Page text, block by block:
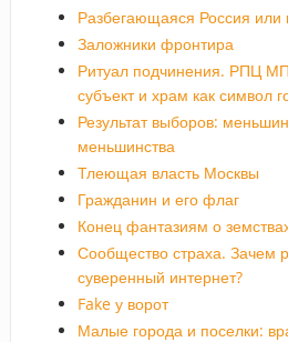
Разбегающаяся Россия или
Заложники фронтира
Ритуал подчинения. РПЦ МП
субъект и храм как символ
Результат выборов:
меньшинства
Тлеющая власть Москвы
Гражданин и его флаг
Конец фантазиям о
Сообщество страха. Зачем
суверенный интернет?
Fake у ворот
Малые города и поселки: